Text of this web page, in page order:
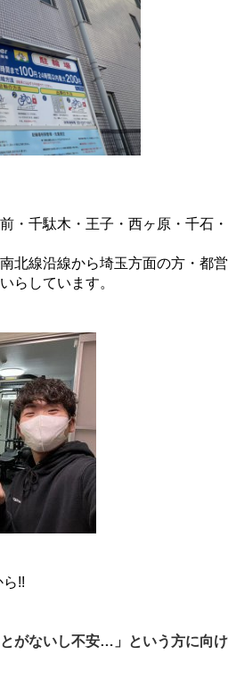
・千駄木・王子・西ヶ原・千石・
北線沿線から埼玉方面の方・都営
らしています。
ら!!
とがないし不安…」という方に向け